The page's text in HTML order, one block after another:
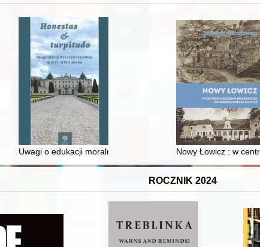
Uwagi o edukacji moralnej synów szlacheckich w XVI-wiecznej
Nowy Łowicz : w
ROCZNIK 2024